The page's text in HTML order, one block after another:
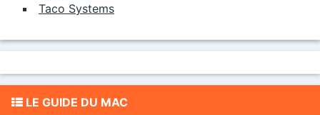
Taco Systems
LE GUIDE DU MAC